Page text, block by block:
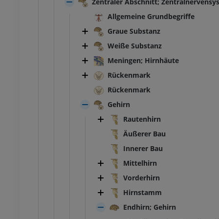
Allgemeine Grundbegriffe
Graue Substanz
Weiße Substanz
Meningen; Hirnhäute
Rückenmark
Rückenmark
Gehirn
Rautenhirn
Äußerer Bau
Innerer Bau
Mittelhirn
Vorderhirn
Hirnstamm
Endhirn; Gehirn
SPRUNGGELENK-FUSS
MRT
PREMIUM
MRT Vorfuß
MRT
PREMIUM
MRT der unteren Extremität
MRT
PREMIUM
Röntgenaufnahme der